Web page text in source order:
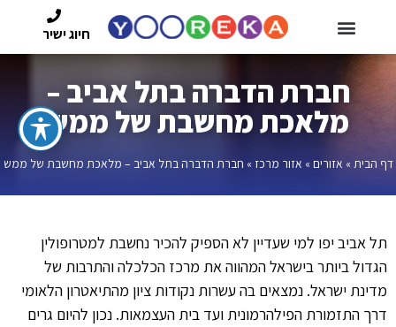
חיוג ישיר
חברת הדברה בתל אביב –
מלאכת מחשבת של ממש
דף הבית » אזורים» אזור מרכז » חברת הדברה בתל אביב – מלאכת מחשבת של ממש
תל אביב יפו למי שעדיין לא הספיק להכיר נחשבת למטרופולין
הגדול ביותר בישראל המהווה את מרכז הכלכלה והתרבות של
מדינת ישראל. נמצאים בה עשרות נקודות ציון מהתיאטרון הלאומי
דרך התזמורת הפילהרמונית ועד בית העצמאות. נכון להיום גרים